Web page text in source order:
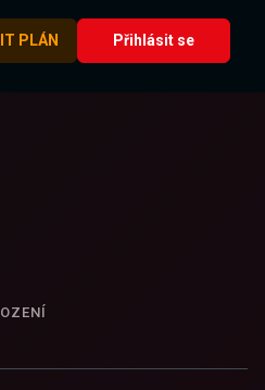
PLÁN Přihlásit se